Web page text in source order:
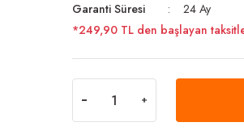
Garanti Süresi
24 Ay
*249,90 TL den başlayan